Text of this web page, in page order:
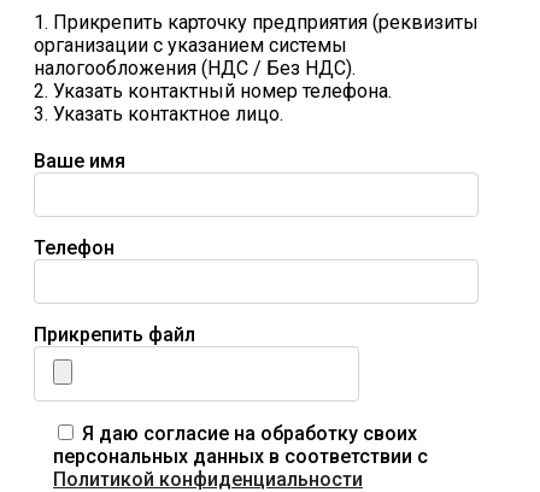
1. Прикрепить карточку предприятия (реквизиты
организации с указанием системы
налогообложения (НДС / Без НДС).
2. Указать контактный номер телефона.
3. Указать контактное лицо.
Ваше имя
Телефон
Прикрепить файл
Я даю согласие на обработку своих
персональных данных в соответствии с
Политикой конфиденциальности